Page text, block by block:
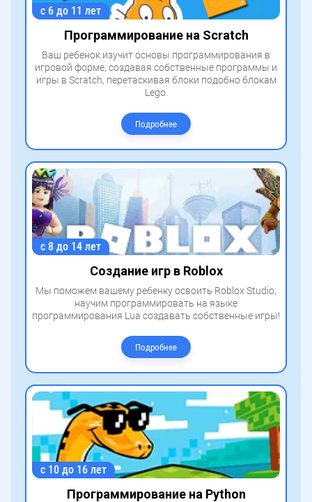
с 6 до 11 лет
Программирование на Scratch
Ваш ребенок изучит основы программирования в
игровой форме, создавая собственные программы и
игры в Scratch, перетаскивая блоки подобно блокам
Lego.
Подробнее
с 8 до 14 лет
Создание игр в Roblox
Мы поможем вашему ребенку освоить Roblox Studio,
научим программировать на языке
программирования Lua создавать собственные игры!
Подробнее
с 10 до 16 лет
Программирование на Python